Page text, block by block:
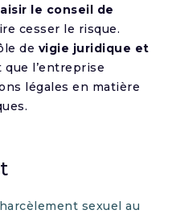
le conseil de
cesser le risque.
de vigie juridique et
que l’entreprise
légales en matière
sexuel au